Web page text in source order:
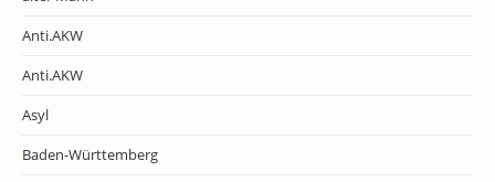
Anti.AKW
Anti.AKW
Asyl
Baden-Württemberg